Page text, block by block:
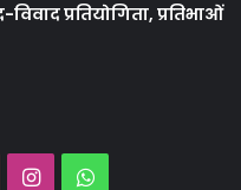
प्रतियोगिता, प्रतिभाओं
InstagramWhatsApp